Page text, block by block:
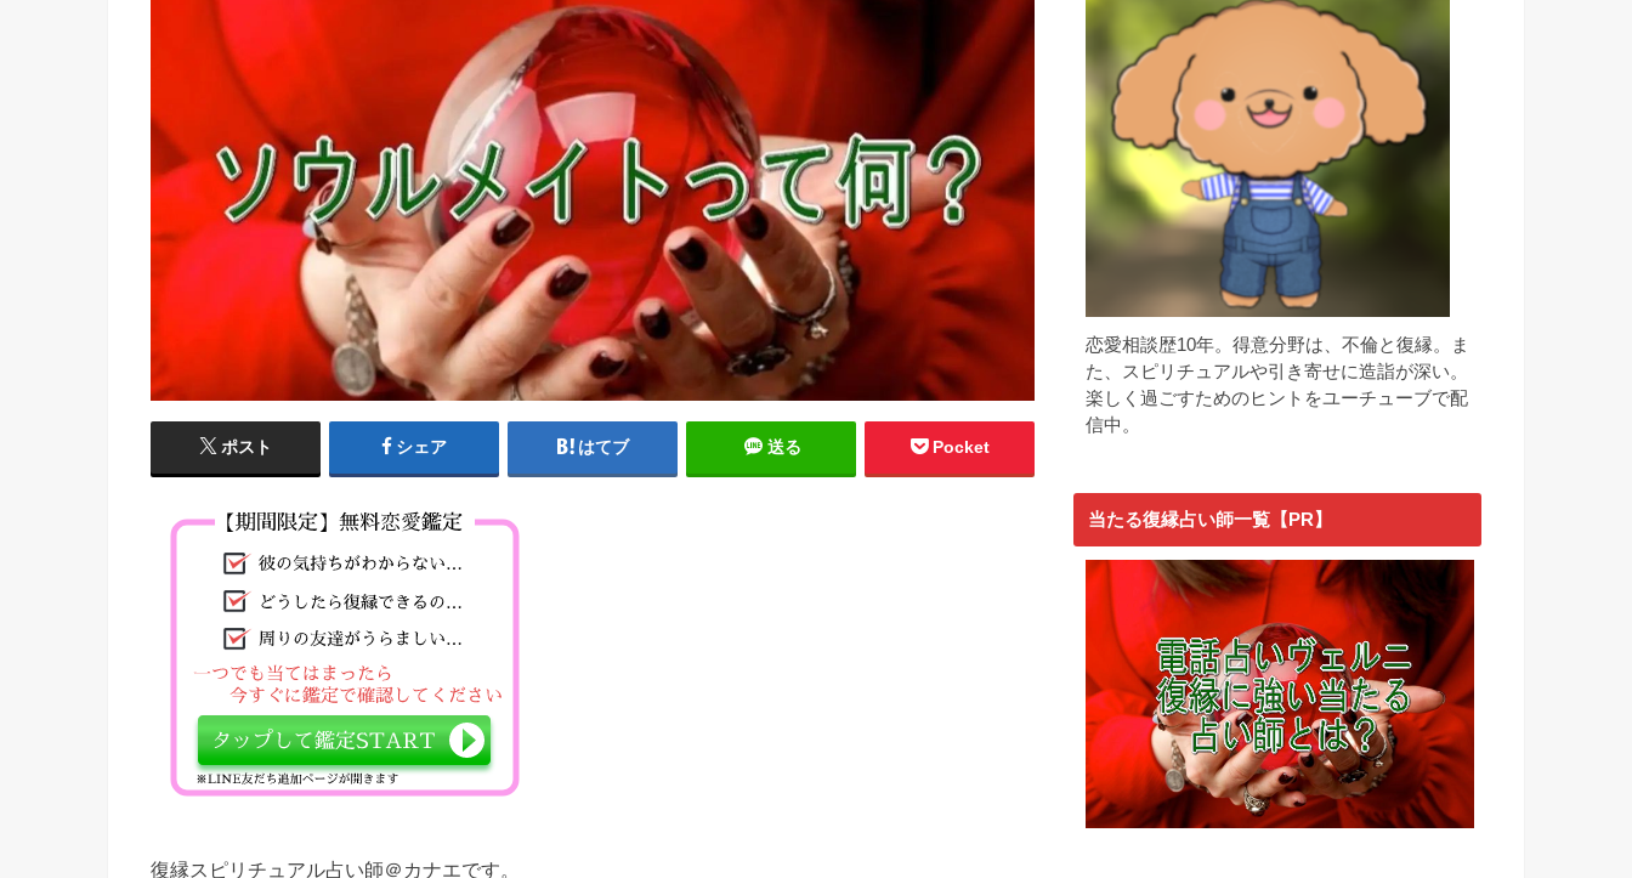
ポスト シェア はてブ 送る Pocket
復縁スピリチュアル占い師＠カナエです。
恋愛相談歴10年。得意分野は、不倫と復縁。ま
た、スピリチュアルや引き寄せに造詣が深い。
楽しく過ごすためのヒントをユーチューブで配
信中。
当たる復縁占い師一覧【PR】